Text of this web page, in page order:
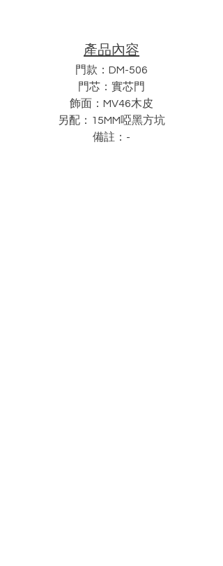
產品內容
門款：DM-506
門芯：實芯門
飾面：MV46木皮
另配：15MM啞黑方坑
備註：-